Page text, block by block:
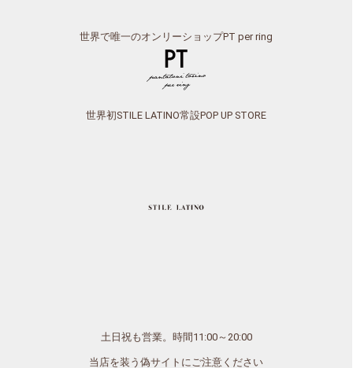
世界で唯一のオンリーショップPT per ring
世界初STILE LATINO常設POP UP STORE
土日祝も営業。時間11:00～20:00
当店を装う偽サイトにご注意ください